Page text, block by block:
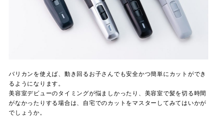
バリカンを使えば、動き回るお子さんでも安全かつ簡単にカットができ
るようになります。
美容室デビューのタイミングが悩ましかったり、美容室で髪を切る時間
がなかったりする場合は、自宅でのカットをマスターしてみてはいかが
でしょうか。